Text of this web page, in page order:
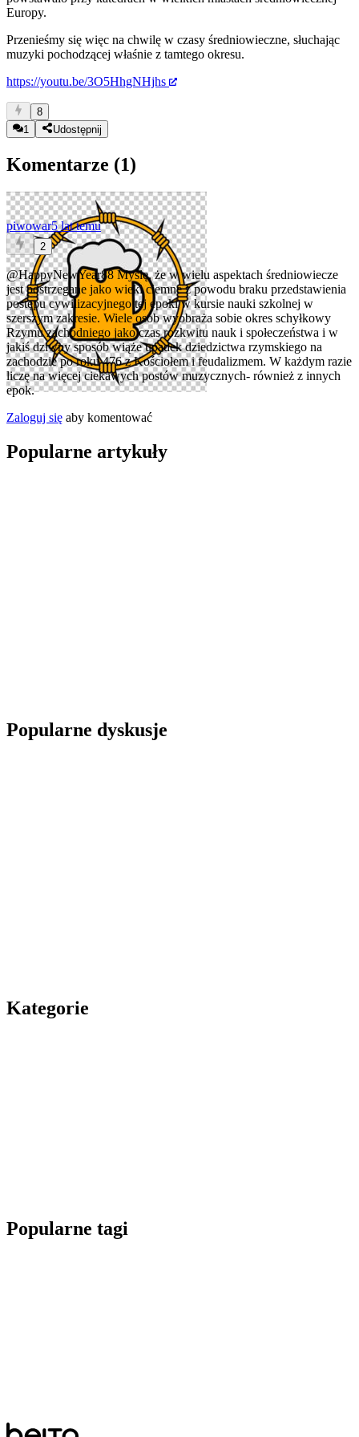
Europy.
Przenieśmy się więc na chwilę w czasy średniowieczne, słuchając
muzyki pochodzącej właśnie z tamtego okresu.
https://youtu.be/3O5HhgNHjhs
8
1
Udostępnij
Komentarze (1)
piwowar5 lat temu
2
@HappyNewYear88Myślę, że w wielu aspektach średniowiecze
jest postrzegane jako wieki ciemne z powodu braku przedstawienia
postępu cywilizacyjnego tej epoki w kursie nauki szkolnej w
szerszym zakresie. Wiele osób wyobraża sobie okres schyłkowy
Rzymu zachodniego jako czas rozkwitu nauk i społeczeństwa i w
jakiś dziwny sposób wiąże upadek dziedzictwa rzymskiego na
zachodzie po roku 476 z Kościołem i feudalizmem. W każdym razie
liczę na więcej ciekawych postów muzycznych- również z innych
epok.
Zaloguj się aby komentować
Popularne artykuły
Popularne dyskusje
Kategorie
Popularne tagi